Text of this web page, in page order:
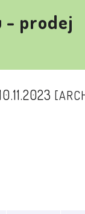
- prodej